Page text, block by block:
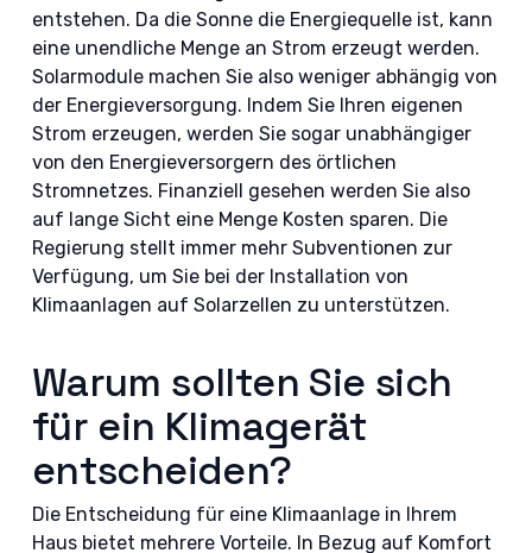
entstehen. Da die Sonne die Energiequelle ist, kann
eine unendliche Menge an Strom erzeugt werden.
Solarmodule machen Sie also weniger abhängig von
der Energieversorgung. Indem Sie Ihren eigenen
Strom erzeugen, werden Sie sogar unabhängiger
von den Energieversorgern des örtlichen
Stromnetzes. Finanziell gesehen werden Sie also
auf lange Sicht eine Menge Kosten sparen. Die
Regierung stellt immer mehr Subventionen zur
Verfügung, um Sie bei der Installation von
Klimaanlagen auf Solarzellen zu unterstützen.
Warum sollten Sie sich
für ein Klimagerät
entscheiden?
Die Entscheidung für eine Klimaanlage in Ihrem
Haus bietet mehrere Vorteile. In Bezug auf Komfort